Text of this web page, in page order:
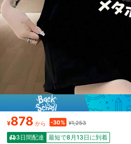
¥878 から -30% ¥1,253
3日間配達 最短で8月13日に到着